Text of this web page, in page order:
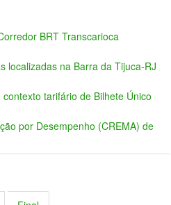
BRT Transcarioca
localizadas na Barra da Tijuca-RJ
tarifário de Bilhete Único
por Desempenho (CREMA) de